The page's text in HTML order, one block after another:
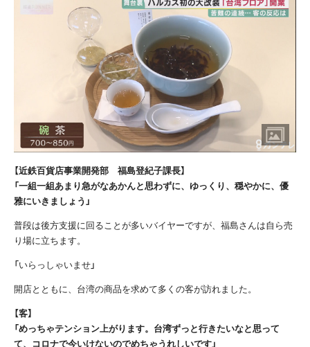
【近鉄百貨店事業開発部 福島登紀子課長】
「一組一組あまり急がなあかんと思わずに、ゆっくり、穏やかに、優
雅にいきましょう」
普段は後方支援に回ることが多いバイヤーですが、福島さんは自ら売
り場に立ちます。
「いらっしゃいませ」
開店とともに、台湾の商品を求めて多くの客が訪れました。
【客】
「めっちゃテンション上がります。台湾ずっと行きたいなと思って
て、コロナで今いけないのでめちゃうれしいです」